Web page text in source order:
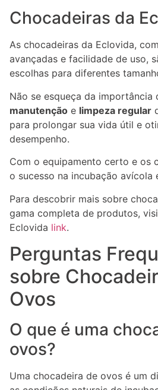
Chocadeiras da
As chocadeiras da Eclovida,
avançadas e facilidade de uso,
escolhas para diferentes
Não se esqueça da importância
manutenção e limpeza regular
para prolongar sua vida útil e
desempenho.
Com o equipamento certo e os
o sucesso na incubação avícola
Para descobrir mais sobre
gama completa de produtos,
Eclovida link.
Perguntas
sobre
Ovos
O que é uma
ovos?
Uma chocadeira de ovos é um